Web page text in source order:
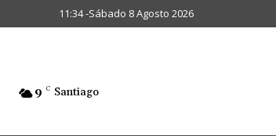
11:34 -Sábado 8 Agosto 2026
9 C Santiago